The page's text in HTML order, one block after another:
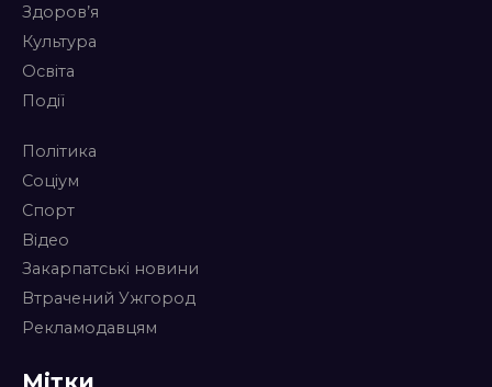
Здоров’я
Культура
Освіта
Події
Політика
Соціум
Спорт
Відео
Закарпатські новини
Втрачений Ужгород
Рекламодавцям
Мітки